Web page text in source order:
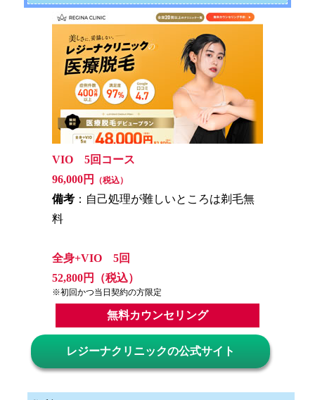
VIO 5回コース
96,000円
（税込）
備考 ：自己処理が難しいところは剃毛無
料
全身+VIO 5回
52,800円（税込）
※初回かつ当日契約の方限定
無料カウンセリング
レジーナクリニックの公式サイト